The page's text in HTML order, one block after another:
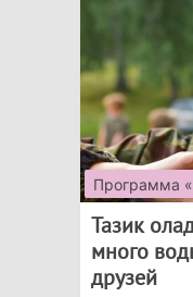
Программа
Тазик
много
друзей